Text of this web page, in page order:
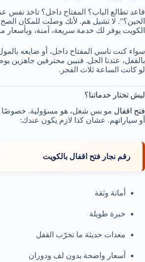
قاعد تطالع الباب؟ المفتاح داخل؟ تاخذ
الحين؟”. لا تشيل هم. لأنك وصلت للمكان
الكويت يوفر لك خدمة سريعة، آمنة، وبأسعار
سواء كنت ناسي المفتاح داخل، أو ضايعه
بالقفل، عندنا الحل. فنيين محترفين جاهزين
لو كانت الساعة ثلاث الفجر.
ليش تختار خدماتنا؟
فتح اقفال مو بس شغل، هو مسؤولية. خصوصًا
أو سياراتهم. عشان كذا لازم يكون عندك:
رقم نجار فتح اقفال بالكويت
أمانة وثقة
خبرة طويلة
معدات حديثة ما تخرّب القفل
أسعار واضحة بدون لف ودوران